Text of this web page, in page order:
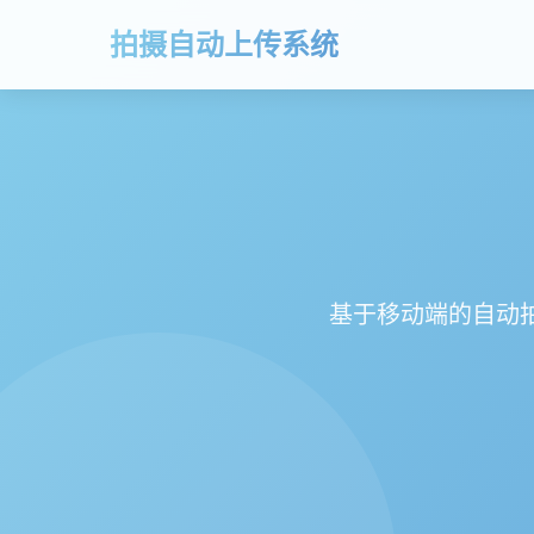
拍摄自动上传系统
基于移动端的自动